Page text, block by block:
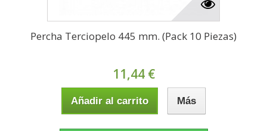
Percha Terciopelo 445 mm. (Pack 10 Piezas)
11,44 €
Añadir al carrito Más